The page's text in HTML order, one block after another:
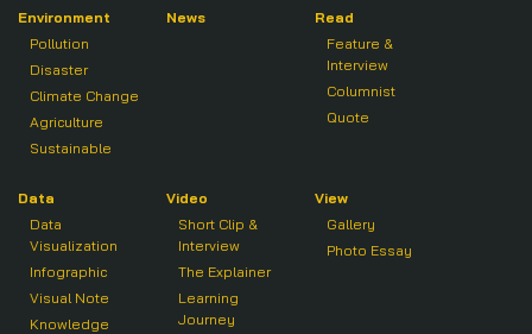
Environment
Pollution
Disaster
Climate Change
Agriculture
Sustainable
News
Read
Feature &
Interview
Columnist
Quote
Data
Data
Visualization
Infographic
Visual Note
Knowledge
Video
Short Clip &
Interview
The Explainer
Learning
Journey
View
Gallery
Photo Essay